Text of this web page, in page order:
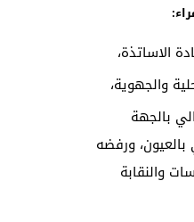
الاساتذة،
والجهوية،
بالجهة
بالعيون، ورفضه
والنقابة